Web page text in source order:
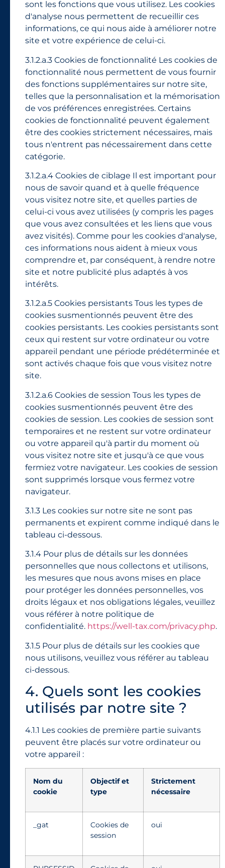
sont les fonctions que vous utilisez. Les cookies
d'analyse nous permettent de recueillir ces
informations, ce qui nous aide à améliorer notre
site et votre expérience de celui-ci.
3.1.2.a.3 Cookies de fonctionnalité Les cookies de
fonctionnalité nous permettent de vous fournir
des fonctions supplémentaires sur notre site,
telles que la personnalisation et la mémorisation
de vos préférences enregistrées. Certains
cookies de fonctionnalité peuvent également
être des cookies strictement nécessaires, mais
tous n'entrent pas nécessairement dans cette
catégorie.
3.1.2.a.4 Cookies de ciblage Il est important pour
nous de savoir quand et à quelle fréquence
vous visitez notre site, et quelles parties de
celui-ci vous avez utilisées (y compris les pages
que vous avez consultées et les liens que vous
avez visités). Comme pour les cookies d'analyse,
ces informations nous aident à mieux vous
comprendre et, par conséquent, à rendre notre
site et notre publicité plus adaptés à vos
intérêts.
3.1.2.a.5 Cookies persistants Tous les types de
cookies susmentionnés peuvent être des
cookies persistants. Les cookies persistants sont
ceux qui restent sur votre ordinateur ou votre
appareil pendant une période prédéterminée et
sont activés chaque fois que vous visitez notre
site.
3.1.2.a.6 Cookies de session Tous les types de
cookies susmentionnés peuvent être des
cookies de session. Les cookies de session sont
temporaires et ne restent sur votre ordinateur
ou votre appareil qu'à partir du moment où
vous visitez notre site et jusqu'à ce que vous
fermiez votre navigateur. Les cookies de session
sont supprimés lorsque vous fermez votre
navigateur.
3.1.3 Les cookies sur notre site ne sont pas
permanents et expirent comme indiqué dans le
tableau ci-dessous.
3.1.4 Pour plus de détails sur les données
personnelles que nous collectons et utilisons,
les mesures que nous avons mises en place
pour protéger les données personnelles, vos
droits légaux et nos obligations légales, veuillez
vous référer à notre politique de
confidentialité. https://well-tax.com/privacy.php.
3.1.5 Pour plus de détails sur les cookies que
nous utilisons, veuillez vous référer au tableau
ci-dessous.
4. Quels sont les cookies
utilisés par notre site ?
4.1.1 Les cookies de première partie suivants
peuvent être placés sur votre ordinateur ou
votre appareil :
Nom du
cookie
Objectif et
type
Strictement
nécessaire
_gat
Cookies de
session
oui